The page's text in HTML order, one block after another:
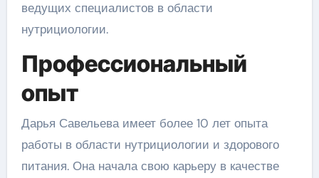
ведущих специалистов в области
нутрициологии.
Профессиональный
опыт
Дарья Савельева имеет более 10 лет опыта
работы в области нутрициологии и здорового
питания. Она начала свою карьеру в качестве